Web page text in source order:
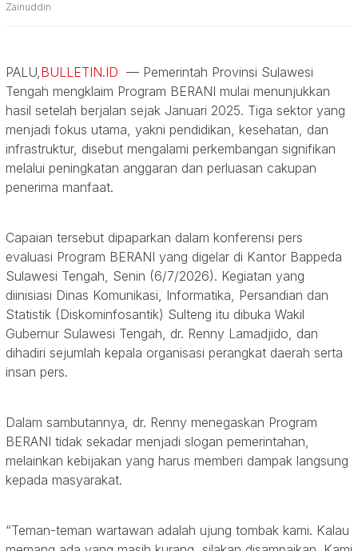
Zainuddin
PALU,BULLETIN.ID — Pemerintah Provinsi Sulawesi
Tengah mengklaim Program BERANI mulai menunjukkan
hasil setelah berjalan sejak Januari 2025. Tiga sektor yang
menjadi fokus utama, yakni pendidikan, kesehatan, dan
infrastruktur, disebut mengalami perkembangan signifikan
melalui peningkatan anggaran dan perluasan cakupan
penerima manfaat.
Capaian tersebut dipaparkan dalam konferensi pers
evaluasi Program BERANI yang digelar di Kantor Bappeda
Sulawesi Tengah, Senin (6/7/2026). Kegiatan yang
diinisiasi Dinas Komunikasi, Informatika, Persandian dan
Statistik (Diskominfosantik) Sulteng itu dibuka Wakil
Gubernur Sulawesi Tengah, dr. Renny Lamadjido, dan
dihadiri sejumlah kepala organisasi perangkat daerah serta
insan pers.
Dalam sambutannya, dr. Renny menegaskan Program
BERANI tidak sekadar menjadi slogan pemerintahan,
melainkan kebijakan yang harus memberi dampak langsung
kepada masyarakat.
“Teman-teman wartawan adalah ujung tombak kami. Kalau